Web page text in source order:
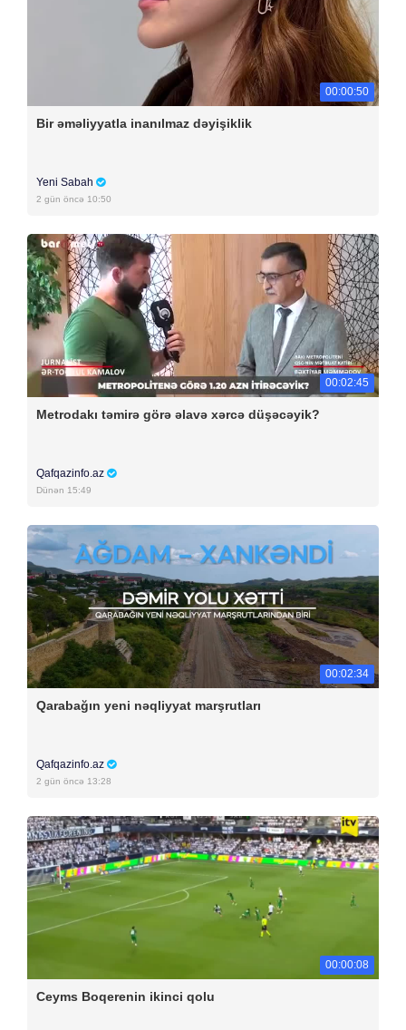
00:00:50
Bir əməliyyatla inanılmaz dəyişiklik
Yeni Sabah
2 gün öncə 10:50
00:02:45
Metrodakı təmirə görə əlavə xərcə düşəcəyik?
Qafqazinfo.az
Dünən 15:49
00:02:34
Qarabağın yeni nəqliyyat marşrutları
Qafqazinfo.az
2 gün öncə 13:28
00:00:08
Ceyms Boqerenin ikinci qolu